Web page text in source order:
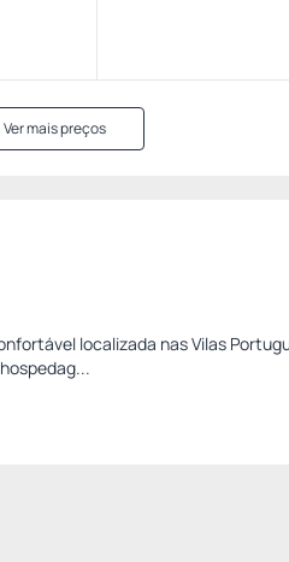
Ver mais preços
localizada nas Vilas